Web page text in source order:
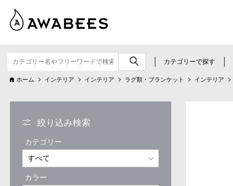
カテゴリーで探す
ホーム インテリア インテリア ラグ類・ブランケット インテリア
絞り込み検索
カテゴリー
カラー